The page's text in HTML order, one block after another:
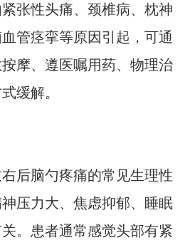
张性头痛、颈椎病、枕神
管痉挛等原因引起，可通
摩、遵医嘱用药、物理治
缓解。
后脑勺疼痛的常见生理性
压力大、焦虑抑郁、睡眠
。患者通常感觉头部有紧